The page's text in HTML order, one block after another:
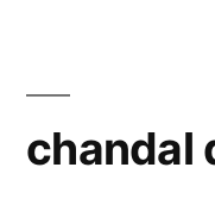
chandal